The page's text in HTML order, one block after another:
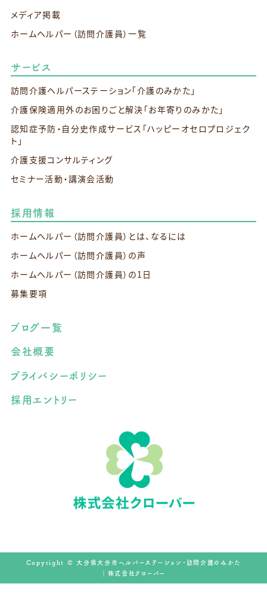
メディア掲載
ホームヘルパー（訪問介護員）一覧
サービス
訪問介護ヘルパーステーション「介護のみかた」
介護保険適用外のお困りごと解決 「お年寄りのみかた」
認知症予防・自分史作成サービス 「ハッピーオセロプロジェク
ト」
介護支援コンサルティング
セミナー活動・講演会活動
採用情報
ホームヘルパー（訪問介護員）とは、なるには
ホームヘルパー（訪問介護員）の声
ホームヘルパー（訪問介護員）の1日
募集要項
ブログ一覧
会社概要
プライバシーポリシー
採用エントリー
Copyright © 大分県大分市ヘルパーステーション・訪問介護のみかた
｜株式会社クローバー